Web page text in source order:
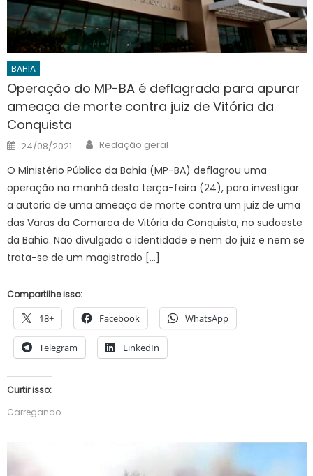
BAHIA
Operação do MP-BA é deflagrada para apurar
ameaça de morte contra juiz de Vitória da
Conquista
Posted
on
24/08/2021 Author
Redação geral
O Ministério Público da Bahia (MP-BA) deflagrou uma
operação na manhã desta terça-feira (24), para investigar
a autoria de uma ameaça de morte contra um juiz de uma
das Varas da Comarca de Vitória da Conquista, no sudoeste
da Bahia. Não divulgada a identidade e nem do juiz e nem se
trata-se de um magistrado […]
Compartilhe isso:
18+ Facebook WhatsApp
Telegram LinkedIn
Curtir isso:
Carregando...